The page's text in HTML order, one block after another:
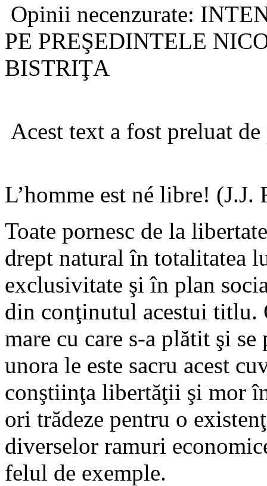
Opinii necenzurate:
PE PREŞEDINTELE
BISTRIŢA
Acest text a fost preluat
L’homme est né libre! (J.J.
Toate pornesc de la
drept natural în totalitatea
exclusivitate şi în plan
din conţinutul acestui titlu.
mare cu care s-a plătit şi se
unora le este sacru acest
conştiinţa libertăţii şi mor
ori trădeze pentru o
diverselor ramuri
felul de exemple.